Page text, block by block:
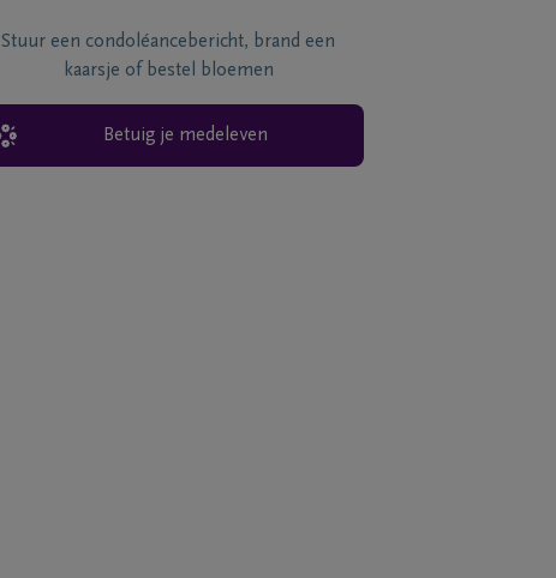
Stuur een condoléancebericht, brand een
kaarsje of bestel bloemen
Betuig je medeleven